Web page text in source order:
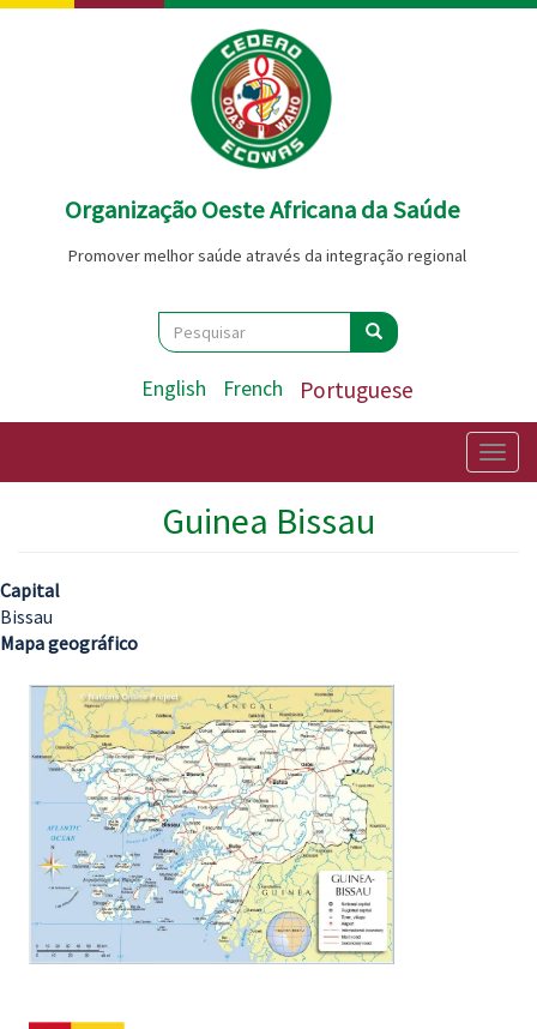
Passar
Organização Oeste Africana da Saúde
Promover melhor saúde através da integração regional
Search
Pesquisar Pesquisar
English French Portuguese
Guinea Bissau
Capital
Bissau
Mapa geográfico
Imagem